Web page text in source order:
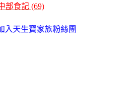
部食記 (69)
入天生寶家族粉絲團